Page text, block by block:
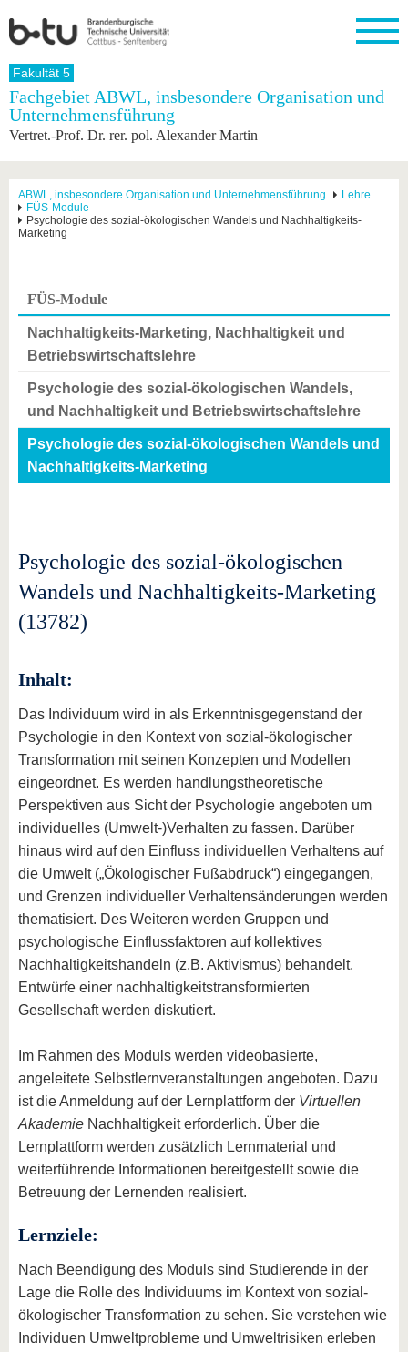
Startseite
Universität
Karriere
Engagement
Strukturwandel
Forschung
Forschung
Forschungsprofil
Förderung
Studium
Studium
Im
Profil
Aus dem
an die
Für
Kontakt
Weiterbildung
Kontakt
Fachkräfte
Wirtschafts-
Innovative
Transferprojekte
kennen
Werte
Familie &
Career
Region
Fakultät 5
Fachgebiet ABWL, insbesondere Organisation und
Unternehmensführung
Vertret.-Prof. Dr. rer. pol. Alexander Martin
ABWL, insbesondere Organisation und Unternehmensführung
Lehre
FÜS-Module
Psychologie des sozial-ökologischen Wandels und Nachhaltigkeits-
Marketing
FÜS-Module
Nachhaltigkeits-Marketing, Nachhaltigkeit und
Betriebswirtschaftslehre
Psychologie des sozial-ökologischen Wandels,
und Nachhaltigkeit und Betriebswirtschaftslehre
Psychologie des sozial-ökologischen Wandels und
Nachhaltigkeits-Marketing
Psychologie des sozial-ökologischen
Wandels und Nachhaltigkeits-Marketing
(13782)
Inhalt:
Das Individuum wird in als Erkenntnisgegenstand der
Psychologie in den Kontext von sozial-ökologischer
Transformation mit seinen Konzepten und Modellen
eingeordnet. Es werden handlungstheoretische
Perspektiven aus Sicht der Psychologie angeboten um
individuelles (Umwelt-)Verhalten zu fassen. Darüber
hinaus wird auf den Einfluss individuellen Verhaltens auf
die Umwelt („Ökologischer Fußabdruck“) eingegangen,
und Grenzen individueller Verhaltensänderungen werden
thematisiert. Des Weiteren werden Gruppen und
psychologische Einflussfaktoren auf kollektives
Nachhaltigkeitshandeln (z.B. Aktivismus) behandelt.
Entwürfe einer nachhaltigkeitstransformierten
Gesellschaft werden diskutiert.
Im Rahmen des Moduls werden videobasierte,
angeleitete Selbstlernveranstaltungen angeboten. Dazu
ist die Anmeldung auf der Lernplattform der Virtuellen
Akademie Nachhaltigkeit erforderlich. Über die
Lernplattform werden zusätzlich Lernmaterial und
weiterführende Informationen bereitgestellt sowie die
Betreuung der Lernenden realisiert.
Lernziele:
Nach Beendigung des Moduls sind Studierende in der
Lage die Rolle des Individuums im Kontext von sozial-
ökologischer Transformation zu sehen. Sie verstehen wie
Individuen Umweltprobleme und Umweltrisiken erleben